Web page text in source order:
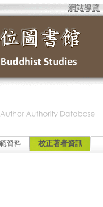
網站導覽
資料 校正著者資訊